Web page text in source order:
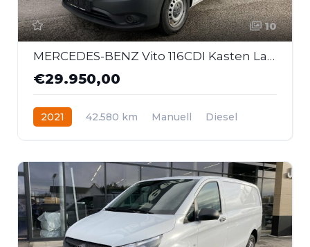
10
MERCEDES-BENZ Vito 116CDI Kasten Lang
€29.950,00
2021 42.580 km Manuell
Diesel